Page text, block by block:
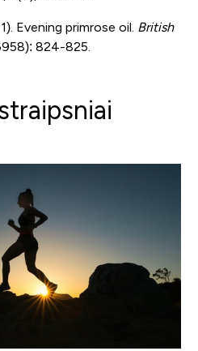
Evening primrose oil. British
824-825.